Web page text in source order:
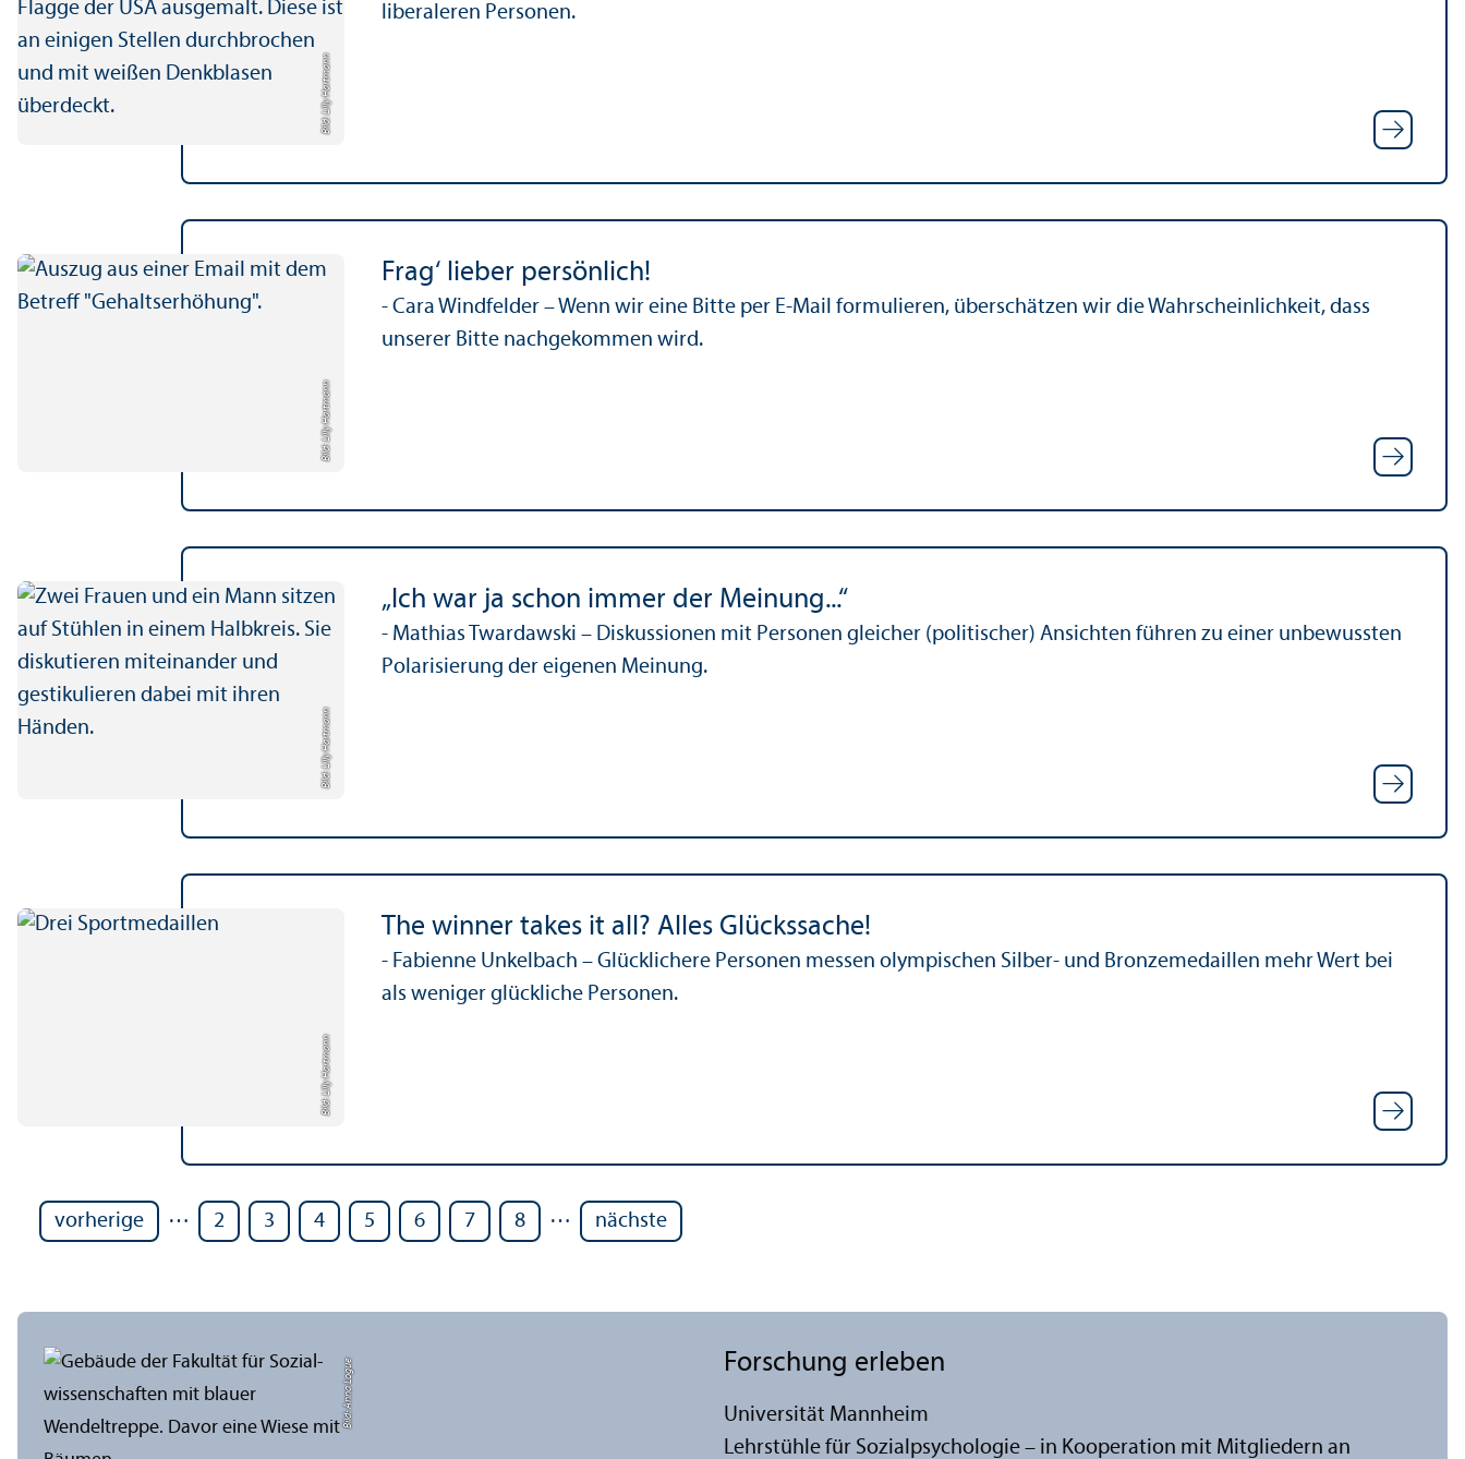
Bild: Lilly Hartmann
liberaleren Personen.
Bild: Lilly Hartmann
Frag‘ lieber persönlich!
- Cara Windfelder – Wenn wir eine Bitte per E-Mail formulieren, überschätzen wir die Wahrscheinlichkeit, dass
unserer Bitte nachgekommen wird.
Bild: Lilly Hartmann
„Ich war ja schon immer der Meinung...“
- Mathias Twardawski – Diskussionen mit Personen gleicher (politischer) Ansichten führen zu einer unbewussten
Polarisierung der eigenen Meinung.
Bild: Lilly Hartmann
The winner takes it all? Alles Glückssache!
- Fabienne Unkelbach – Glücklichere Personen messen olympischen Silber- und Bronzemedaillen mehr Wert bei
als weniger glückliche Personen.
vorherige … 2 3 4 5 6 7 8 … nächste
Bild: Anna Logue Forschung erleben
Universität Mannheim
Lehr­stühle für Sozialpsychologie – in Kooperation mit Mitgliedern an